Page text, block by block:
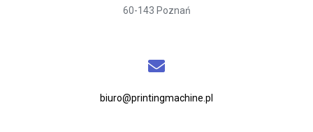
60-143 Poznań
biuro@printingmachine.pl